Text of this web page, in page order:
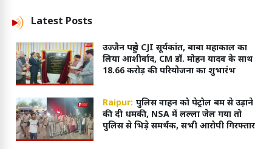
Latest Posts
उज्जैन पहुंचे CJI सूर्यकांत, बाबा महाकाल का
लिया आशीर्वाद, CM डॉ. मोहन यादव के साथ
18.66 करोड़ की परियोजना का शुभारंभ
Raipur: पुलिस वाहन को पेट्रोल बम से उड़ाने
की दी धमकी, NSA में लल्ला जेल गया तो
पुलिस से भिड़े समर्थक, सभी आरोपी गिरफ्तार